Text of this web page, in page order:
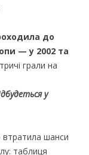
до
— у 2002 та
грали на
у
шанси
таблиця